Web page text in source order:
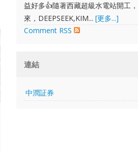
益好多👍隨著西藏超級水電站開工
來，DEEPSEEK,KIM...[更多...]
Comment RSS
連結
中潤証券